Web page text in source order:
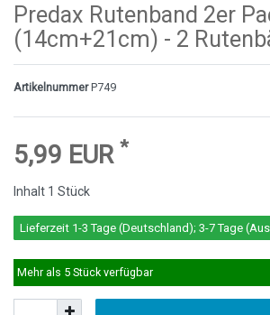
Predax Rutenband 2er
(14cm+21cm) - 2
ArtikelnummerP749
5,99 EUR *
Inhalt 1 Stück
Lieferzeit 1-3 Tage (Deutschland); 3-7 Tage
Mehr als 5 Stück verfügbar